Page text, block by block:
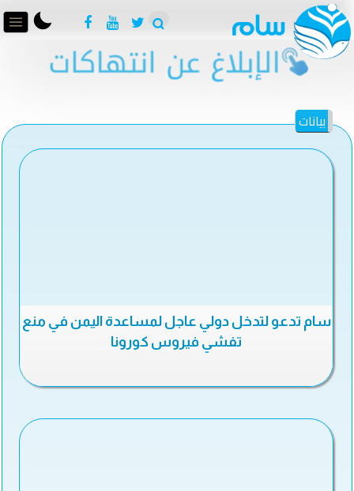
بيانات
سام تدعو لتدخل دولي عاجل لمساعدة اليمن في منع
تفشي فيروس كورونا